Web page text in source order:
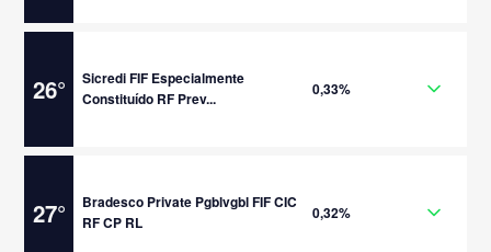
26°
Sicredi FIF Especialmente
Constituído RF Prev...
0,33%
27°
Bradesco Private Pgblvgbl FIF CIC
RF CP RL
0,32%